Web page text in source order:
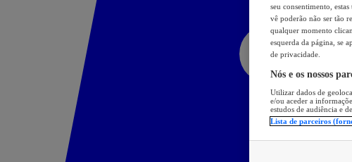
seu consentimento,
vê poderão não ser tão
qualquer momento
esquerda da página, se
de privacidade.
Nós e os nossos
Utilizar dados de
e/ou aceder a
estudos de audiência e
Lista de parceiros